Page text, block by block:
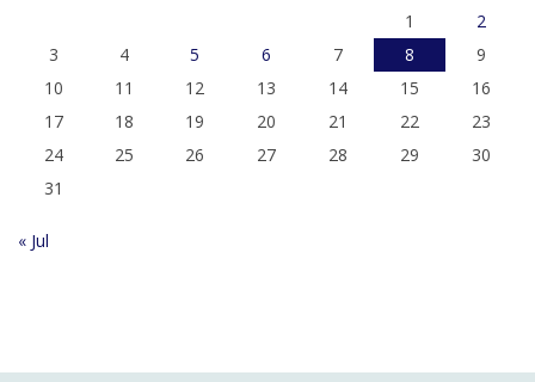
1
2
3
4 5 6 7 8
9
10
11 12 13 14 15
16
17
18 19 20 21 22
23
24
25 26 27 28 29
30
31
« Jul